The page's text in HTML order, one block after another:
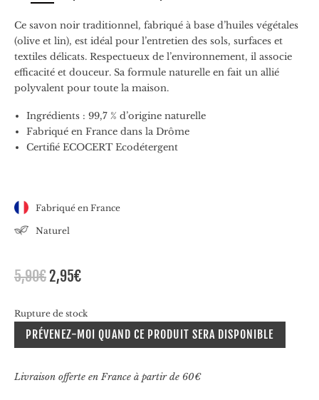
Ce savon noir traditionnel, fabriqué à base d’huiles végétales
(olive et lin), est idéal pour l’entretien des sols, surfaces et
textiles délicats. Respectueux de l’environnement, il associe
efficacité et douceur. Sa formule naturelle en fait un allié
polyvalent pour toute la maison.
Ingrédients : 99,7 % d’origine naturelle
Fabriqué en France dans la Drôme
Certifié ECOCERT Ecodétergent
Fabriqué en France
Naturel
5,90€Le
initial
était :
5,90€.
2,95€Le
actuel
est :
2,95€.
Rupture de stock
PRÉVENEZ-MOI QUAND CE PRODUIT SERA DISPONIBLE
Livraison offerte en France à partir de 60€